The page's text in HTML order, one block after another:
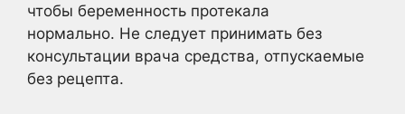
чтобы беременность протекала
нормально. Не следует принимать без
консультации врача средства, отпускаемые
без рецепта.